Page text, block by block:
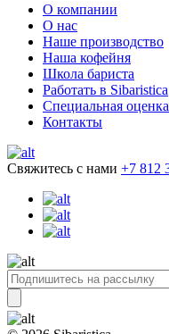
О компании
О нас
Наше производство
Наша кофейня
Школа бариста
Работать в Sibaristica
Специальная
Контакты
Свяжитесь с нами +7 812